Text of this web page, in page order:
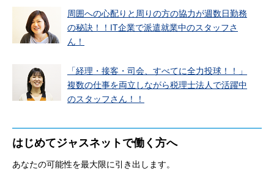
周囲への心配りと周りの方の協力が週数日勤務
の秘訣！！IT企業で派遣就業中のスタッフさ
ん！
「経理・接客・司会、すべてに全力投球！！」
複数の仕事を両立しながら税理士法人で活躍中
のスタッフさん！！
はじめてジャスネットで働く方へ
あなたの可能性を最大限に引き出します。